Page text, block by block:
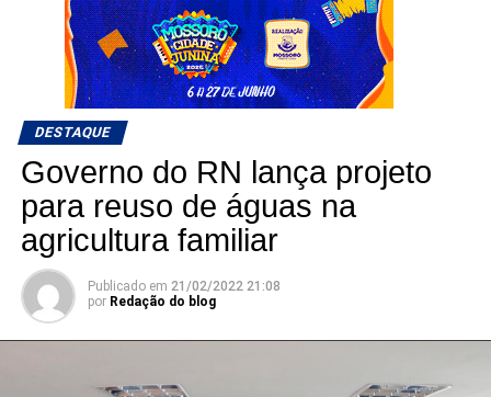
DESTAQUE
Governo do RN lança projeto
para reuso de águas na
agricultura familiar
Publicado em 21/02/2022 21:08
por Redação do blog